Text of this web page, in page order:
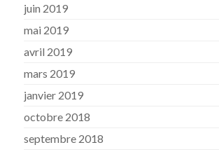
juin 2019
mai 2019
avril 2019
mars 2019
janvier 2019
octobre 2018
septembre 2018